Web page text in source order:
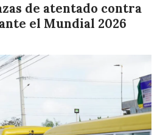
de atentado contra
el Mundial 2026